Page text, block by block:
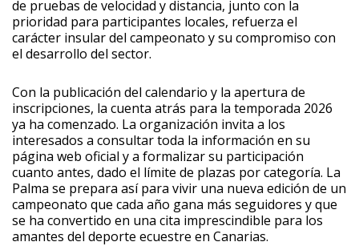
de pruebas de velocidad y distancia, junto con la
prioridad para participantes locales, refuerza el
carácter insular del campeonato y su compromiso con
el desarrollo del sector.
Con la publicación del calendario y la apertura de
inscripciones, la cuenta atrás para la temporada 2026
ya ha comenzado. La organización invita a los
interesados a consultar toda la información en su
página web oficial y a formalizar su participación
cuanto antes, dado el límite de plazas por categoría. La
Palma se prepara así para vivir una nueva edición de un
campeonato que cada año gana más seguidores y que
se ha convertido en una cita imprescindible para los
amantes del deporte ecuestre en Canarias.